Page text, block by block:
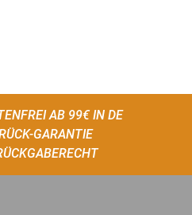
AB 99€ IN DE
GARANTIE